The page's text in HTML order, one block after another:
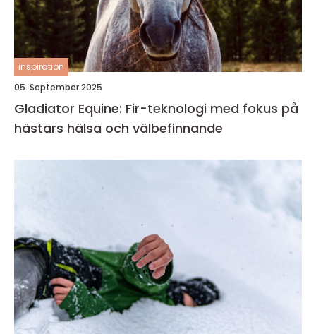
inspiration
05. September 2025
Gladiator Equine: Fir-teknologi med fokus på
hästars hälsa och välbefinnande